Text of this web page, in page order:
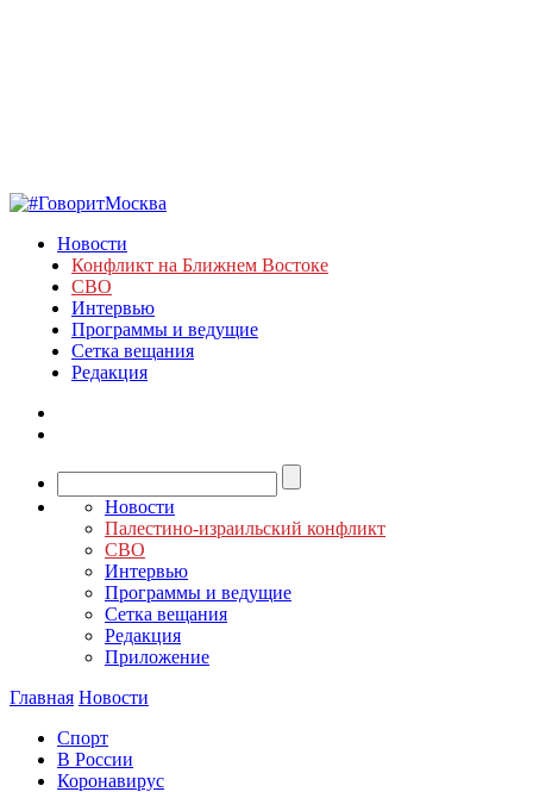
Новости
Конфликт на Ближнем Востоке
СВО
Интервью
Программы и ведущие
Сетка вещания
Редакция
Новости
Палестино-израильский конфликт
СВО
Интервью
Программы и ведущие
Сетка вещания
Редакция
Приложение
Главная Новости
Спорт
В России
Коронавирус